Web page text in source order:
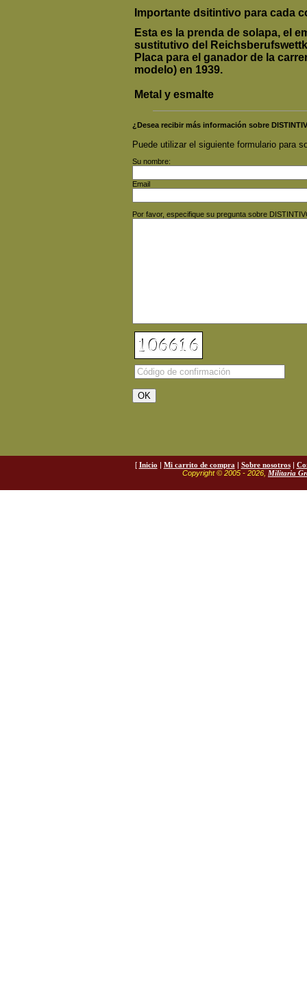
Importante dsitintivo para cada
Esta es la prenda de solapa, el
sustitutivo del
Placa para el ganador de la
modelo) en 1939.
Metal y esmalte
¿Desea recibir más información sobre
Puede utilizar el siguiente formulario para
Su nombre:
Email
Por favor, especifique su pregunta sobre
[ Inicio | Mi carrito de compra | Sobre nosotros|
Copyright © 2005 - 2026, Militaria